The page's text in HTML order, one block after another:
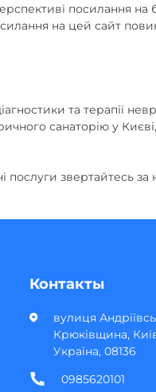
посилання на
на цей сайт
та терапії
санаторію у
послуги звертайтесь
Контакты
вулиця
Крюківщина,
Україна, 08136
0985620101